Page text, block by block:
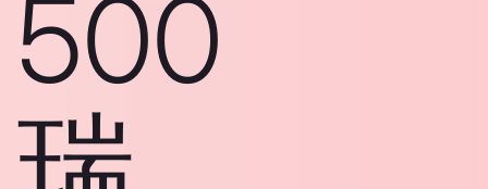
500